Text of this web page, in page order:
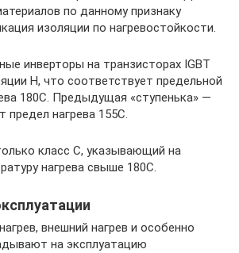
по данному признаку
изоляции по нагревостойкости.
инверторы на транзисторах IGBT
H, что соответствует предельной
180С. Предыдущая «ступенька» —
предел нагрева 155С.
класс С, указывающий на
нагрева свыше 180С.
внешний нагрев и особенно
на эксплуатацию